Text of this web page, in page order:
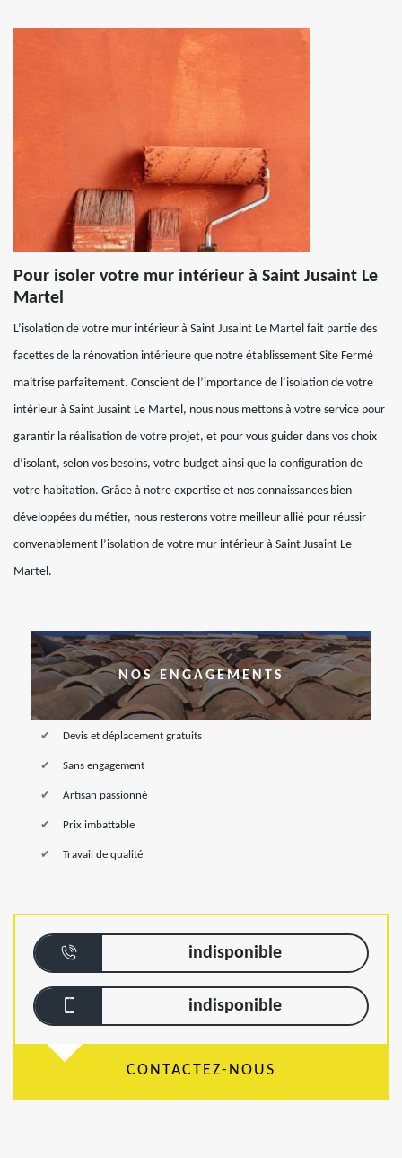
Pour isoler votre mur intérieur à Saint Jusaint Le
Martel
L’isolation de votre mur intérieur à Saint Jusaint Le Martel fait partie des
facettes de la rénovation intérieure que notre établissement Site Fermé
maitrise parfaitement. Conscient de l’importance de l’isolation de votre
intérieur à Saint Jusaint Le Martel, nous nous mettons à votre service pour
garantir la réalisation de votre projet, et pour vous guider dans vos choix
d’isolant, selon vos besoins, votre budget ainsi que la configuration de
votre habitation. Grâce à notre expertise et nos connaissances bien
développées du métier, nous resterons votre meilleur allié pour réussir
convenablement l’isolation de votre mur intérieur à Saint Jusaint Le
Martel.
NOS ENGAGEMENTS
Devis et déplacement gratuits
Sans engagement
Artisan passionné
Prix imbattable
Travail de qualité
indisponible
indisponible
CONTACTEZ-NOUS